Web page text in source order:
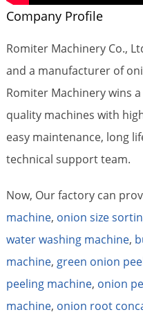
Company Profile
Romiter Machinery Co.,
and a manufacturer of
Romiter Machinery wins
quality machines with
easy maintenance, long
technical support team.
Now, Our factory can
machine, onion size
water washing machine,
machine, green onion
peeling machine, onion
machine, onion root